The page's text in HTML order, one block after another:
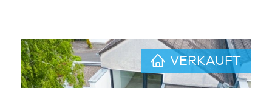
VERKAUFT